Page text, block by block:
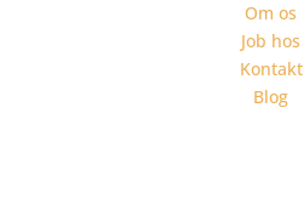
Om os
Job hos
Kontakt
Blog